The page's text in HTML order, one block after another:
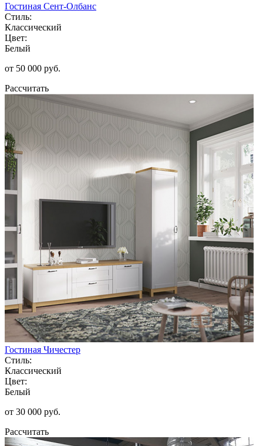
Гостиная Сент-Олбанс
Стиль:
Классический
Цвет:
Белый
от 50 000 руб.
Рассчитать
Гостиная Чичестер
Стиль:
Классический
Цвет:
Белый
от 30 000 руб.
Рассчитать